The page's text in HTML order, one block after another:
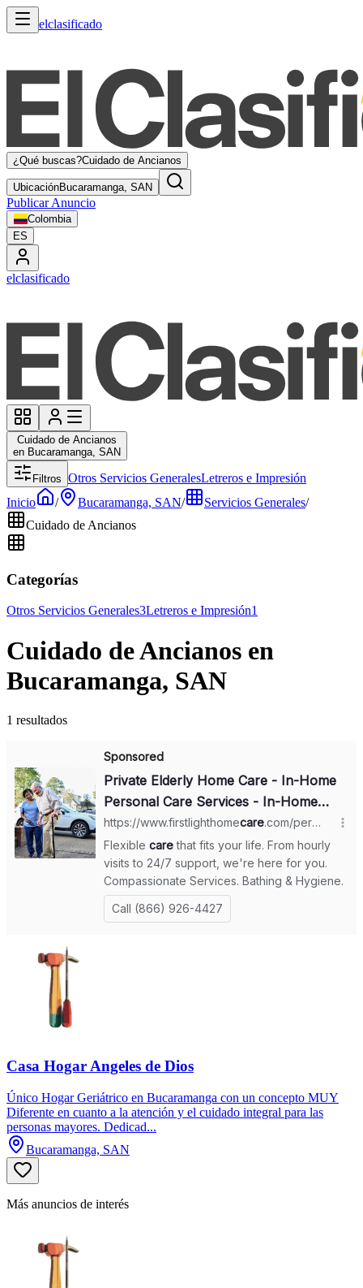
elclasificado
¿Qué buscas?Cuidado de Ancianos
UbicaciónBucaramanga, SAN
Publicar Anuncio
Colombia
ES
elclasificado
Cuidado de Ancianos
en Bucaramanga, SAN
Filtros Otros Servicios GeneralesLetreros e Impresión
Inicio
/ Bucaramanga, SAN/ Servicios Generales/
Cuidado de Ancianos
Categorías
Otros Servicios Generales3Letreros e Impresión1
Cuidado de Ancianos en
Bucaramanga, SAN
1 resultados
Casa Hogar Angeles de Dios
Único Hogar Geriátrico en Bucaramanga con un concepto MUY
Diferente en cuanto a la atención y el cuidado integral para las
personas mayores. Dedicad...
Bucaramanga, SAN
Más anuncios de interés